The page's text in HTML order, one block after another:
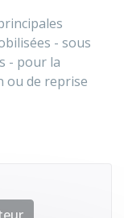
- sous
- pour la
ou de reprise